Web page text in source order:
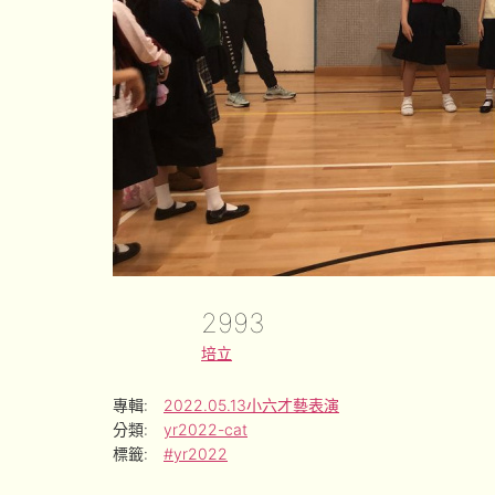
2993
培立
專輯:
2022.05.13小六才藝表演
分類:
yr2022-cat
標籤:
#yr2022